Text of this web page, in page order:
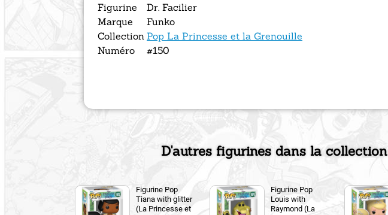
Figurine
Dr. Facilier
Marque
Funko
Collection Pop La Princesse et la Grenouille
Numéro
#150
D'autres figurines dans la collection
Figurine Pop
Tiana with glitter
(La Princesse et
Figurine Pop
Louis with
Raymond (La